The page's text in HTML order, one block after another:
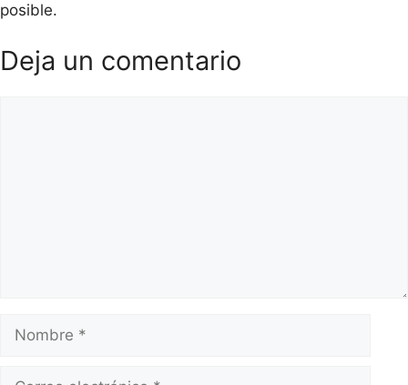
posible.
Deja un comentario